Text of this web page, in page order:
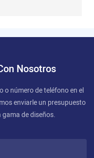
Nosotros
o número de teléfono en el
enviarle un presupuesto
de diseños.